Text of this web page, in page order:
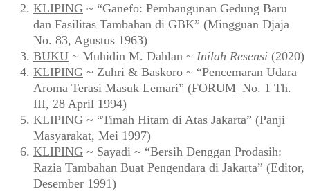
KLIPING ~ “Ganefo: Pembangunan Gedung Baru
dan Fasilitas Tambahan di GBK” (Mingguan Djaja
No. 83, Agustus 1963)
BUKU ~ Muhidin M. Dahlan ~ Inilah Resensi (2020)
KLIPING ~ Zuhri & Baskoro ~ “Pencemaran Udara
Aroma Terasi Masuk Lemari” (FORUM_No. 1 Th.
III, 28 April 1994)
KLIPING ~ “Timah Hitam di Atas Jakarta” (Panji
Masyarakat, Mei 1997)
KLIPING ~ Sayadi ~ “Bersih Denggan Prodasih:
Razia Tambahan Buat Pengendara di Jakarta” (Editor,
Desember 1991)